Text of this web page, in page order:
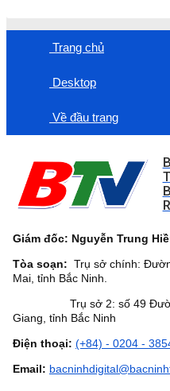
Trang chủ
Desktop
Về đầu trang
Giám đốc: Nguyễn Trung
Tòa soạn: Trụ sở chính:
Mai, tỉnh Bắc Ninh.
Trụ sở 2: số 49 Đường
Giang, tỉnh Bắc Ninh
Điện thoại: (+84) - 0204 -
Email: